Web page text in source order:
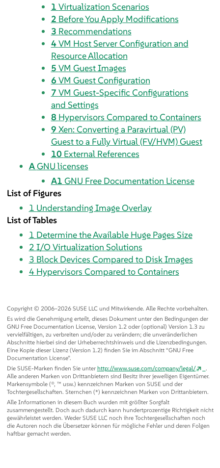
1 Virtualization Scenarios
2 Before You Apply Modifications
3 Recommendations
4VM Host Server Configuration and
Resource Allocation
5 VM Guest Images
6 VM Guest Configuration
7 VM Guest-Specific Configurations
and Settings
8 Hypervisors Compared to Containers
9 Xen: Converting a Paravirtual (PV)
Guest to a Fully Virtual (FV/HVM) Guest
10 External References
AGNU licenses
A1 GNU Free Documentation License
List of Figures
1 Understanding Image Overlay
List of Tables
1 Determine the Available Huge Pages Size
2 I/O Virtualization Solutions
3 Block Devices Compared to Disk Images
4 Hypervisors Compared to Containers
Copyright © 2006–2026 SUSE LLC und Mitwirkende. Alle Rechte vorbehalten.
Es wird die Genehmigung erteilt, dieses Dokument unter den Bedingungen der
GNU Free Documentation License, Version 1.2 oder (optional) Version 1.3 zu
vervielfältigen, zu verbreiten und/oder zu verändern; die unveränderlichen
Abschnitte hierbei sind der Urheberrechtshinweis und die Lizenzbedingungen.
Eine Kopie dieser Lizenz (Version 1.2) finden Sie im Abschnitt “GNU Free
Documentation License”.
Die SUSE-Marken finden Sie unter http://www.suse.com/company/legal/
.
Alle anderen Marken von Drittanbietern sind Besitz ihrer jeweiligen Eigentümer.
Markensymbole (®, ™ usw.) kennzeichnen Marken von SUSE und der
Tochtergesellschaften. Sternchen (*) kennzeichnen Marken von Drittanbietern.
Alle Informationen in diesem Buch wurden mit größter Sorgfalt
zusammengestellt. Doch auch dadurch kann hundertprozentige Richtigkeit nicht
gewährleistet werden. Weder SUSE LLC noch ihre Tochtergesellschaften noch
die Autoren noch die Übersetzer können für mögliche Fehler und deren Folgen
haftbar gemacht werden.